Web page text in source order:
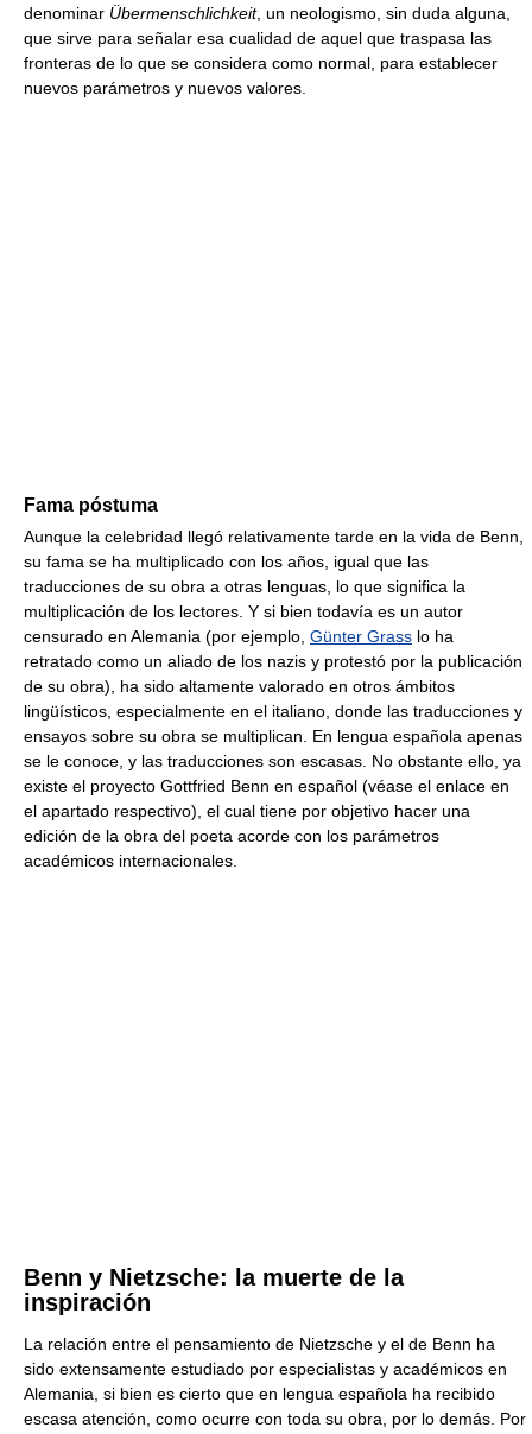
denominar Übermenschlichkeit, un neologismo, sin duda alguna,
que sirve para señalar esa cualidad de aquel que traspasa las
fronteras de lo que se considera como normal, para establecer
nuevos parámetros y nuevos valores.
Fama póstuma
Aunque la celebridad llegó relativamente tarde en la vida de Benn,
su fama se ha multiplicado con los años, igual que las
traducciones de su obra a otras lenguas, lo que significa la
multiplicación de los lectores. Y si bien todavía es un autor
censurado en Alemania (por ejemplo, Günter Grass lo ha
retratado como un aliado de los nazis y protestó por la publicación
de su obra), ha sido altamente valorado en otros ámbitos
lingüísticos, especialmente en el italiano, donde las traducciones y
ensayos sobre su obra se multiplican. En lengua española apenas
se le conoce, y las traducciones son escasas. No obstante ello, ya
existe el proyecto Gottfried Benn en español (véase el enlace en
el apartado respectivo), el cual tiene por objetivo hacer una
edición de la obra del poeta acorde con los parámetros
académicos internacionales.
Benn y Nietzsche: la muerte de la
inspiración
La relación entre el pensamiento de Nietzsche y el de Benn ha
sido extensamente estudiado por especialistas y académicos en
Alemania, si bien es cierto que en lengua española ha recibido
escasa atención, como ocurre con toda su obra, por lo demás. Por